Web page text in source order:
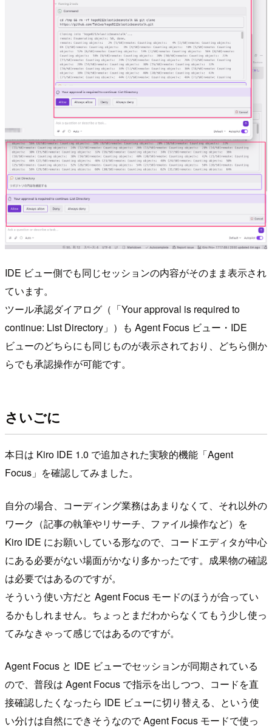
IDE ビュー側でも同じセッションの内容がそのまま表示され
ています。
ツール承認ダイアログ（「Your approval is required to
continue: List Directory」）も Agent Focus ビュー・IDE
ビューのどちらにも同じものが表示されており、どちら側か
らでも承認操作が可能です。
さいごに
本日は Kiro IDE 1.0 で追加された実験的機能「Agent
Focus」を確認してみました。
自分の場合、コーディング業務はあまりなくて、それ以外の
ワーク（記事の執筆やリサーチ、ファイル操作など）を
Kiro IDE にお願いしている形なので、コードエディタが中心
にある必要がない場面がかなり多かったです。成果物の確認
は必要ではあるのですが。
そういう使い方だと Agent Focus モードのほうが合ってい
るかもしれません。ちょっとまだわからなくてもう少し使っ
てみなきゃって感じではあるのですが。
Agent Focus と IDE ビューでセッションが同期されている
ので、普段は Agent Focus で指示を出しつつ、コードを直
接確認したくなったら IDE ビューに切り替える、という使
い分けは自然にできそうなので Agent Focus モードで使っ